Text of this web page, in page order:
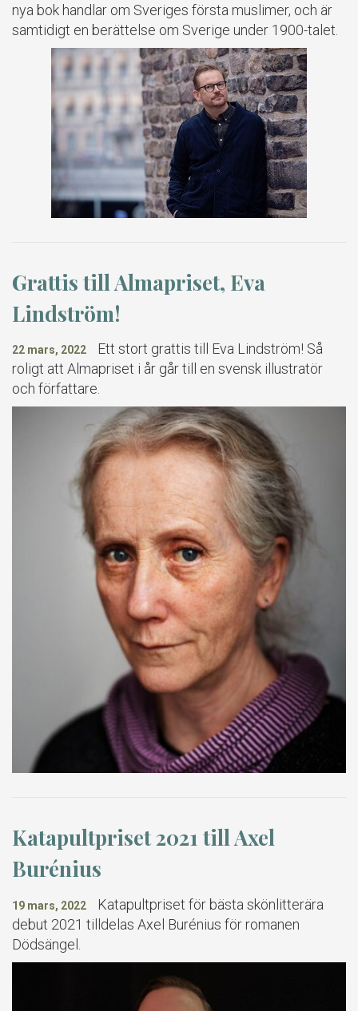
nya bok handlar om Sveriges första muslimer, och är
samtidigt en berättelse om Sverige under 1900-talet.
Grattis till Almapriset, Eva
Lindström!
22 mars, 2022
Ett stort grattis till Eva Lindström! Så
roligt att Almapriset i år går till en svensk illustratör
och författare.
Katapultpriset 2021 till Axel
Burénius
19 mars, 2022
Katapultpriset för bästa skönlitterära
debut 2021 tilldelas Axel Burénius för romanen
Dödsängel.